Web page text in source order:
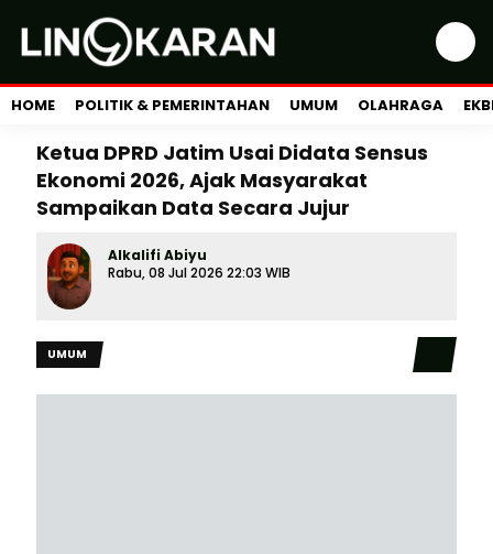
HOME POLITIK & PEMERINTAHAN UMUM OLAHRAGA
Ketua DPRD Jatim Usai Didata Sensus
Ekonomi 2026, Ajak Masyarakat
Sampaikan Data Secara Jujur
Alkalifi Abiyu
Rabu, 08 Jul 2026 22:03 WIB
UMUM